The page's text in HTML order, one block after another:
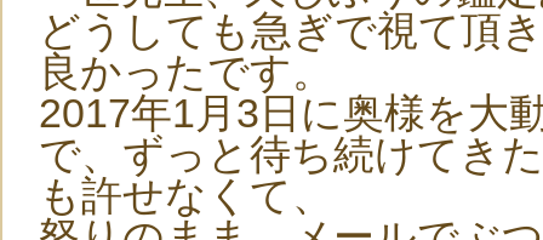
どうしても急ぎで視て頂
良かったです。
2017年1月3日に奥様を大
で、ずっと待ち続けてき
も許せなくて、